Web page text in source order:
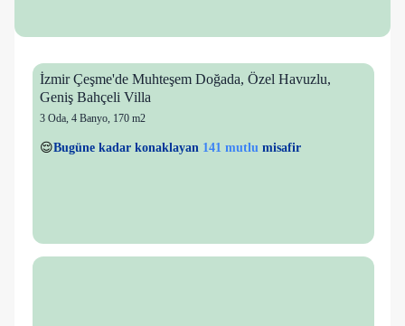
İzmir Çeşme'de Muhteşem Doğada, Özel Havuzlu,
Geniş Bahçeli Villa
3 Oda, 4 Banyo, 170 m2
👀Son 1 saatte47 kişigörüntüledi